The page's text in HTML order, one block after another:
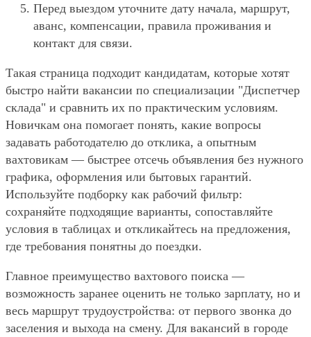
Перед выездом уточните дату начала, маршрут,
аванс, компенсации, правила проживания и
контакт для связи.
Такая страница подходит кандидатам, которые хотят
быстро найти вакансии по специализации "Диспетчер
склада" и сравнить их по практическим условиям.
Новичкам она помогает понять, какие вопросы
задавать работодателю до отклика, а опытным
вахтовикам — быстрее отсечь объявления без нужного
графика, оформления или бытовых гарантий.
Используйте подборку как рабочий фильтр:
сохраняйте подходящие варианты, сопоставляйте
условия в таблицах и откликайтесь на предложения,
где требования понятны до поездки.
Главное преимущество вахтового поиска —
возможность заранее оценить не только зарплату, но и
весь маршрут трудоустройства: от первого звонка до
заселения и выхода на смену. Для вакансий в городе